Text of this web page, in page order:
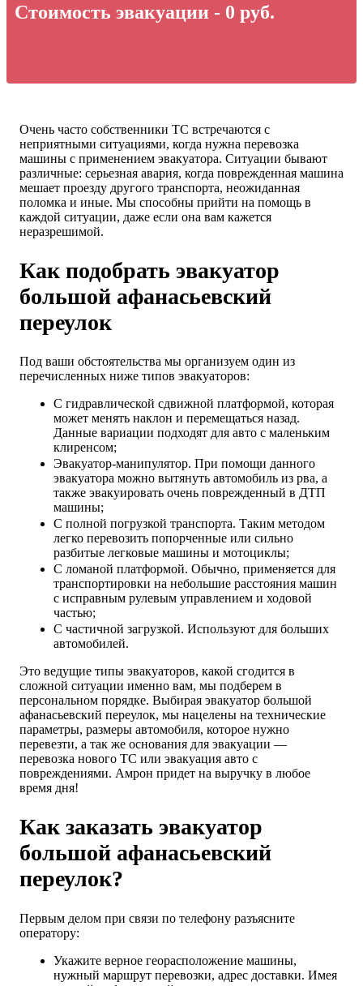
Стоимость эвакуации - 0 руб.
Очень часто собственники ТС встречаются с
неприятными ситуациями, когда нужна перевозка
машины с применением эвакуатора. Ситуации бывают
различные: серьезная авария, когда поврежденная машина
мешает проезду другого транспорта, неожиданная
поломка и иные. Мы способны прийти на помощь в
каждой ситуации, даже если она вам кажется
неразрешимой.
Как подобрать эвакуатор
большой афанасьевский
переулок
Под ваши обстоятельства мы организуем один из
перечисленных ниже типов эвакуаторов:
С гидравлической сдвижной платформой, которая
может менять наклон и перемещаться назад.
Данные вариации подходят для авто с маленьким
клиренсом;
Эвакуатор-манипулятор. При помощи данного
эвакуатора можно вытянуть автомобиль из рва, а
также эвакуировать очень поврежденный в ДТП
машины;
С полной погрузкой транспорта. Таким методом
легко перевозить попорченные или сильно
разбитые легковые машины и мотоциклы;
С ломаной платформой. Обычно, применяется для
транспортировки на небольшие расстояния машин
с исправным рулевым управлением и ходовой
частью;
С частичной загрузкой. Используют для больших
автомобилей.
Это ведущие типы эвакуаторов, какой сгодится в
сложной ситуации именно вам, мы подберем в
персональном порядке. Выбирая эвакуатор большой
афанасьевский переулок, мы нацелены на технические
параметры, размеры автомобиля, которое нужно
перевезти, а так же основания для эвакуации —
перевозка нового ТС или эвакуация авто с
повреждениями. Амрон придет на выручку в любое
время дня!
Как заказать эвакуатор
большой афанасьевский
переулок?
Первым делом при связи по телефону разъясните
оператору:
Укажите верное георасположение машины,
нужный маршрут перевозки, адрес доставки. Имея